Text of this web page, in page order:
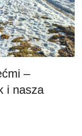
–
i nasza